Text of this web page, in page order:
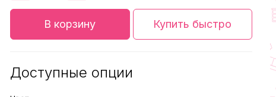
В корзину Купить быстро
Доступные опции